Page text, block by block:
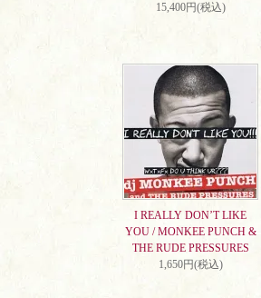
15,400円(税込)
I REALLY DON’T LIKE
YOU / MONKEE PUNCH &
THE RUDE PRESSURES
1,650円(税込)